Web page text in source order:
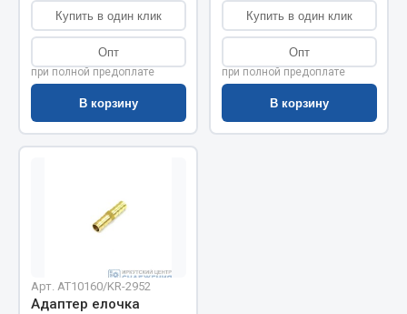
Запчасти на полуприцепы
Амортизаторы для полуприцепов
Весь раздел
Система питания
Система охлаждения
Сцепление
Купить в один клик
Опт
при полной предоплате
В корзину
Купить в один клик
Опт
при полной предоплате
В корзину
Арт. AT10160/KR-2952
Адаптер елочка